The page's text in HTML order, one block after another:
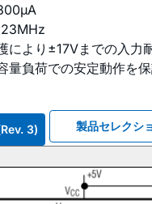
により±17Vまでの入力
量負荷での安定動作を
3) 製品セレクシ